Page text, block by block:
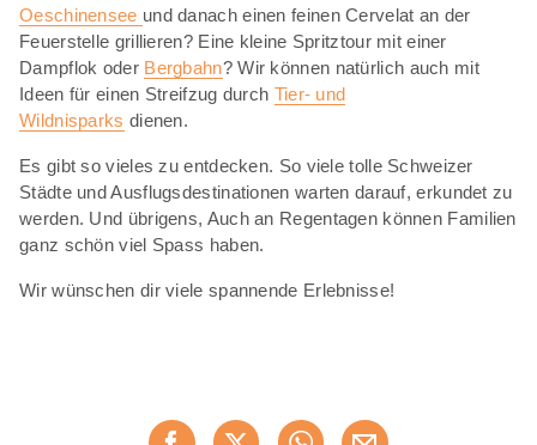
Oeschinensee und danach einen feinen Cervelat an der
Feuerstelle grillieren? Eine kleine Spritztour mit einer
Dampflok oder Bergbahn? Wir können natürlich auch mit
Ideen für einen Streifzug durch Tier- und
Wildnisparks dienen.
Es gibt so vieles zu entdecken. So viele tolle Schweizer
Städte und Ausflugsdestinationen warten darauf, erkundet zu
werden. Und übrigens, Auch an Regentagen können Familien
ganz schön viel Spass haben.
Wir wünschen dir viele spannende Erlebnisse!